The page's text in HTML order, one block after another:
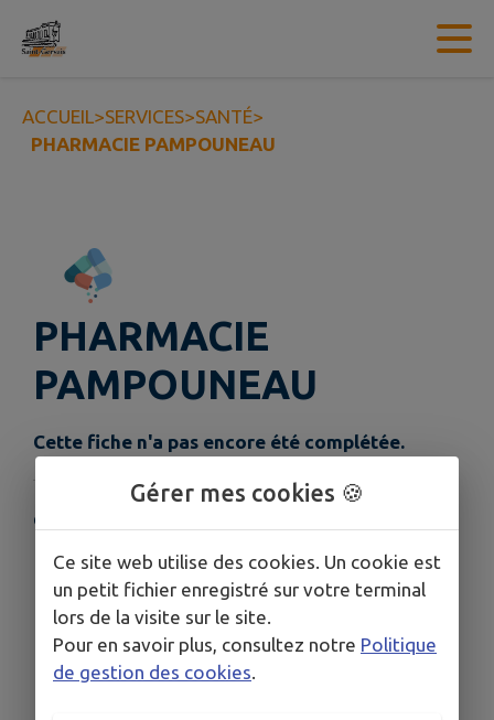
Contenu
ACCUEIL>SERVICES>SANTÉ>
PHARMACIE PAMPOUNEAU
PHARMACIE
PAMPOUNEAU
Cette fiche n'a pas encore été complétée.
COORDONNÉES
05 57 43 03 02
Gérer mes cookies 🍪
Ce site web utilise des cookies. Un cookie est
un petit fichier enregistré sur votre terminal
lors de la visite sur le site.
Pour en savoir plus, consultez notre Politique
de gestion des cookies